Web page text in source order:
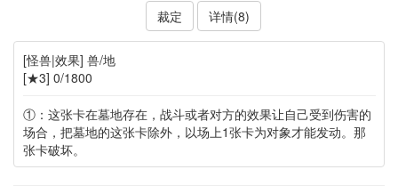
裁定
详情(8)
[怪兽|效果] 兽/地
[★3] 0/1800
①：这张卡在墓地存在，战斗或者对方的效果让自己受到伤害的
场合，把墓地的这张卡除外，以场上1张卡为对象才能发动。那
张卡破坏。